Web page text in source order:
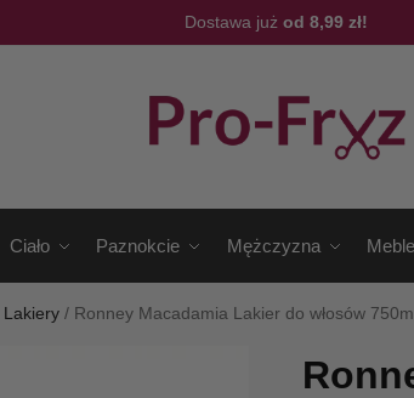
Dostawa już od 8,99 zł!
Ciało Paznokcie Mężczyzna Meble
Lakiery / Ronney Macadamia Lakier do włosów 750ml